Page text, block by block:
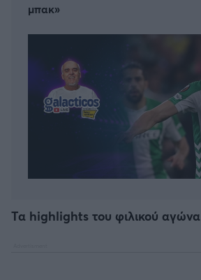
μπακ»
Τα highlights του φιλικού αγώνα